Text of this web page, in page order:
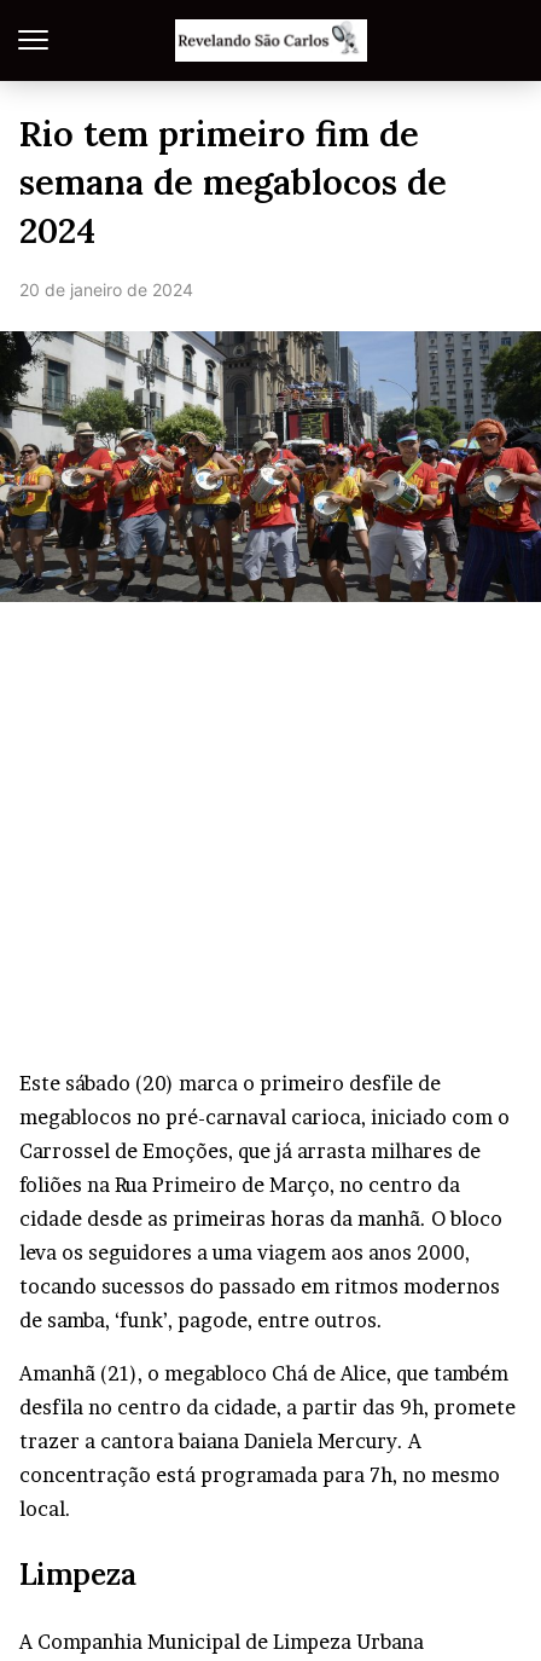
Rio tem primeiro fim de
semana de megablocos de
2024
20 de janeiro de 2024
Este sábado (20) marca o primeiro desfile de
megablocos no pré-carnaval carioca, iniciado com o
Carrossel de Emoções, que já arrasta milhares de
foliões na Rua Primeiro de Março, no centro da
cidade desde as primeiras horas da manhã. O bloco
leva os seguidores a uma viagem aos anos 2000,
tocando sucessos do passado em ritmos modernos
de samba, ‘funk’, pagode, entre outros.
Amanhã (21), o megabloco Chá de Alice, que também
desfila no centro da cidade, a partir das 9h, promete
trazer a cantora baiana Daniela Mercury. A
concentração está programada para 7h, no mesmo
local.
Limpeza
A Companhia Municipal de Limpeza Urbana